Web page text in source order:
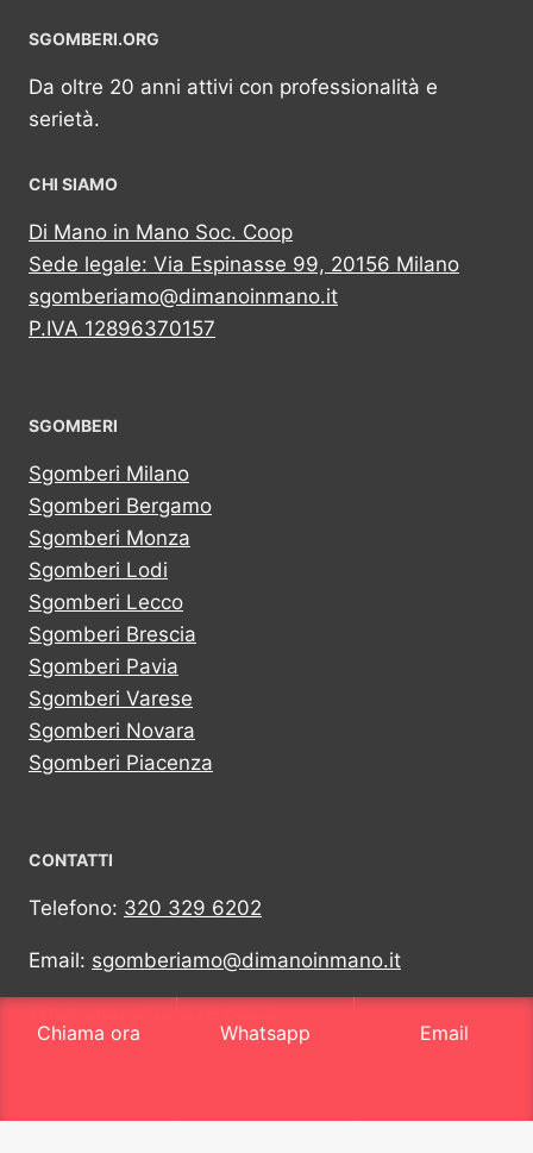
SGOMBERI.ORG
Da oltre 20 anni attivi con professionalità e
serietà.
CHI SIAMO
Di Mano in Mano Soc. Coop
Sede legale: Via Espinasse 99, 20156 Milano
sgomberiamo@dimanoinmano.it
P.IVA 12896370157
SGOMBERI
Sgomberi Milano
Sgomberi Bergamo
Sgomberi Monza
Sgomberi Lodi
Sgomberi Lecco
Sgomberi Brescia
Sgomberi Pavia
Sgomberi Varese
Sgomberi Novara
Sgomberi Piacenza
CONTATTI
Telefono: 320 329 6202
Email: sgomberiamo@dimanoinmano.it
Chiama ora
Whatsapp Email